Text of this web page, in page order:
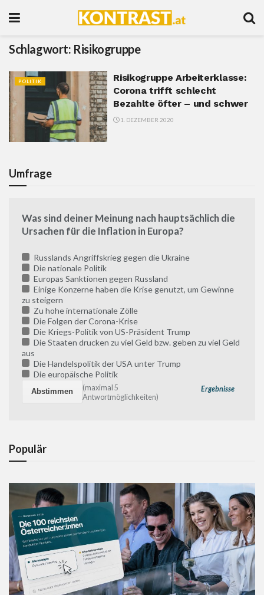
Schlagwort: Risikogruppe
POLITIK
Risikogruppe Arbeiterklasse:
Corona trifft schlecht
Bezahlte öfter – und schwer
1. DEZEMBER 2020
Umfrage
Was sind deiner Meinung nach hauptsächlich die
Ursachen für die Inflation in Europa?
Russlands Angriffskrieg gegen die Ukraine
Die nationale Politik
Europas Sanktionen gegen Russland
Einige Konzerne haben die Krise genutzt, um Gewinne
zu steigern
Zu hohe internationale Zölle
Die Folgen der Corona-Krise
Die Kriegs-Politik von US-Präsident Trump
Die Staaten drucken zu viel Geld bzw. geben zu viel Geld
aus
Die Handelspolitik der USA unter Trump
Die europäische Politik
Ergebnisse
(maximal 5
Antwortmöglichkeiten)
Populär